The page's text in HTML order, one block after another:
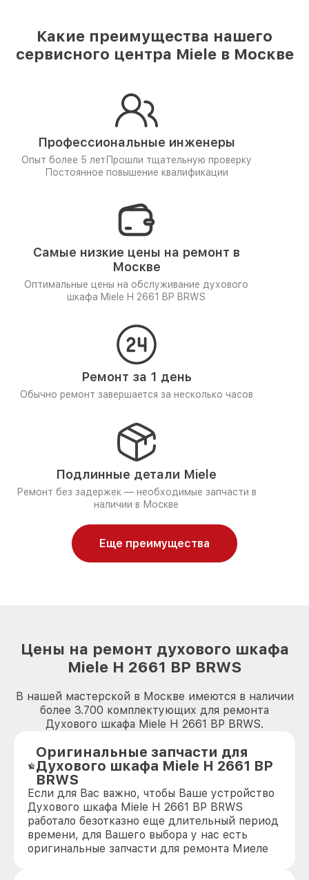
Какие преимущества нашего
сервисного центра Miele в Москве
Профессиональные инженеры
Опыт более 5 лет Прошли тщательную проверку
Постоянное повышение квалификации
Самые низкие цены на ремонт в
Москве
Оптимальные цены на обслуживание духового
шкафа Miele H 2661 BP BRWS
Ремонт за 1 день
Обычно ремонт завершается за несколько часов
Подлинные детали Miele
Ремонт без задержек — необходимые запчасти в
наличии в Москве
Еще преимущества
Цены на ремонт духового шкафа
Miele H 2661 BP BRWS
В нашей мастерской в Москве имеются в наличии
более 3.700 комплектующих для ремонта
Духового шкафа Miele H 2661 BP BRWS.
Оригинальные запчасти для
Духового шкафа Miele H 2661 BP
BRWS
Если для Вас важно, чтобы Ваше устройство
Духового шкафа Miele H 2661 BP BRWS
работало безотказно еще длительный период
времени, для Вашего выбора у нас есть
оригинальные запчасти для ремонта Миеле